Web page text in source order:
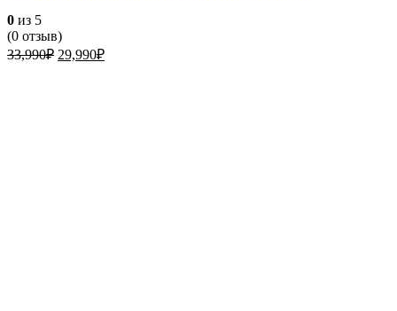
0 из 5
(0 отзыв)
33,990₽ Первоначальная
29,990₽Текущая